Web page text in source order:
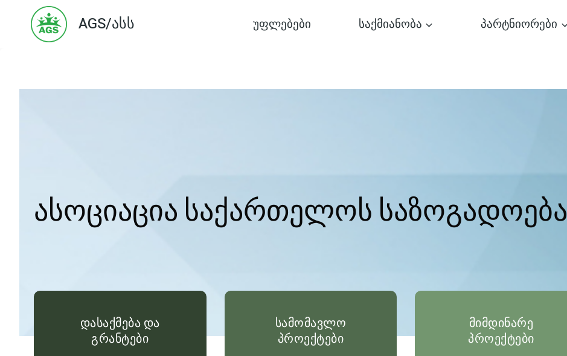
AGS/ასს უფლებები საქმიანობა პარტნიორები
ასოციაცია საქართელოს საზოგადოება
დასაქმება და
გრანტები
სამომავლო
პროექტები
მიმდინარე
პროექტები